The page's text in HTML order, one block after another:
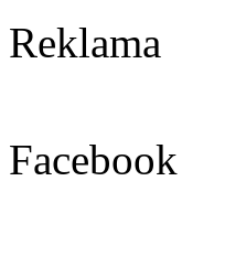
Reklama
Facebook